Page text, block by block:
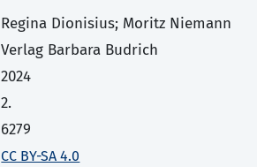
Regina Dionisius; Moritz Niemann
Verlag Barbara Budrich
2024
2.
6279
CC BY-SA 4.0